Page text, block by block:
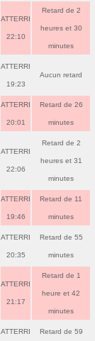
ATTERRI
22:10
Retard de 2
heures et 30
minutes
ATTERRI
19:23
Aucun retard
ATTERRI
20:01
Retard de 26
minutes
ATTERRI
22:06
Retard de 2
heures et 31
minutes
ATTERRI
19:46
Retard de 11
minutes
ATTERRI
20:35
Retard de 55
minutes
ATTERRI
21:17
Retard de 1
heure et 42
minutes
ATTERRI Retard de 59